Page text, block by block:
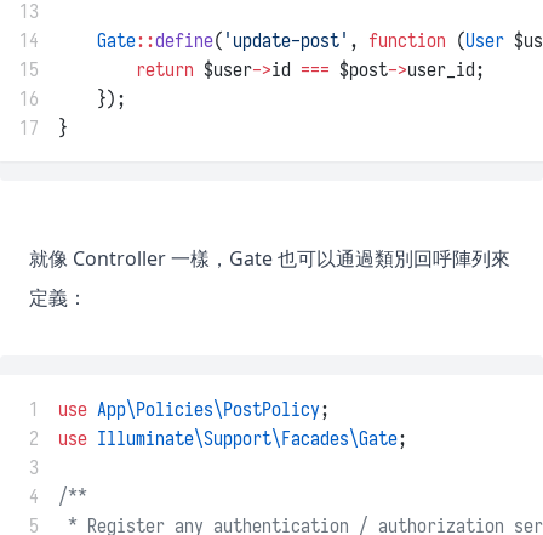
13
14
Gate::define( 'update-post' , function (User
15
return $user->id === $post->user_id;
16
    });
17
}
就像 Controller 一樣，Gate 也可以通過類別回呼陣列來
定義：
1 use App\Policies\PostPolicy;
2
use Illuminate\Support\Facades\Gate;
3
4
/**
5
* Register any authentication / authorization